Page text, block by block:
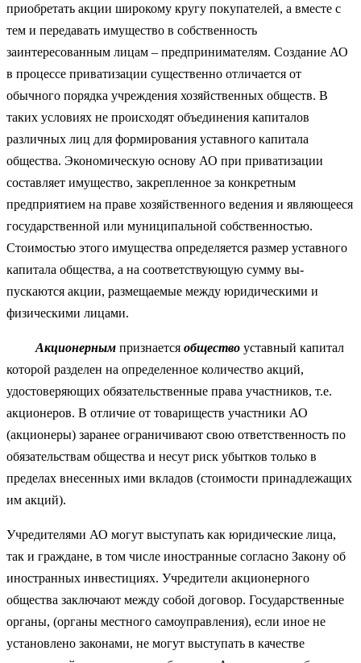
приоб­ретать акции широкому кругу покупателей, а вместе с
тем и пе­редавать имущество в собственность
заинтересованным лицам – предпринимателям. Созда­ние АО
в процессе приватизации существенно отличается от
обычного порядка учреждения хозяйственных обществ. В
таких условиях не происходят объединения капиталов
различных лиц для формирования уставного капитала
общества. Экономическую основу АО при приватизации
составляет имущество, закреплен­ное за конкретным
предприятием на праве хозяйственного ве­дения и являющееся
государственной или муниципальной соб­ственностью.
Стоимостью этого имущества определяется размер уставного
капитала общества, а на соответствующую сумму вы­
пускаются акции, размещаемые между юридическими и
физиче­скими лицами.
Акционерным признается общество уставный капитал
которой разделен на определенное количество акций,
удостоверяющих обязательственные права участников, т.е.
акционеров. В отличие от товариществ участники АО
(акционеры) заранее ограничивают свою ответственность по
обязательствам общества и несут риск убытков только в
пределах внесенных ими вкладов (стоимости принадлежащих
им акций).
Учредителями АО могут выступать как юридические лица,
так и граждане, в том числе иностранные согласно Закону об
иностранных инвестициях. Учредители акционерного
общества заключают между собой договор. Государственные
органы, (органы местного самоуправления), если иное не
установлено законами, не могут выступать в качестве